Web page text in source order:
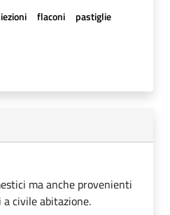
flaconi
pastiglie
ma anche provenienti
civile abitazione.